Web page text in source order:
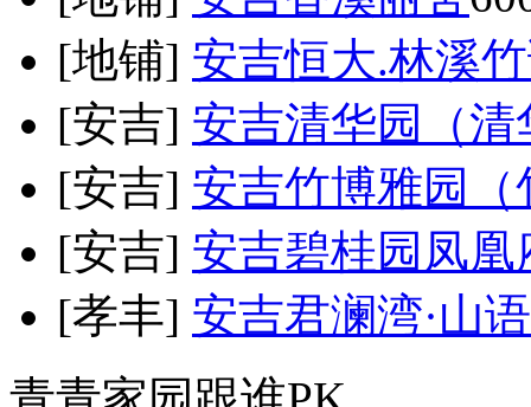
[地铺] 安吉恒大.林溪
[安吉] 安吉清华园（清
[安吉] 安吉竹博雅园（
[安吉] 安吉碧桂园凤凰
[孝丰] 安吉君澜湾·山